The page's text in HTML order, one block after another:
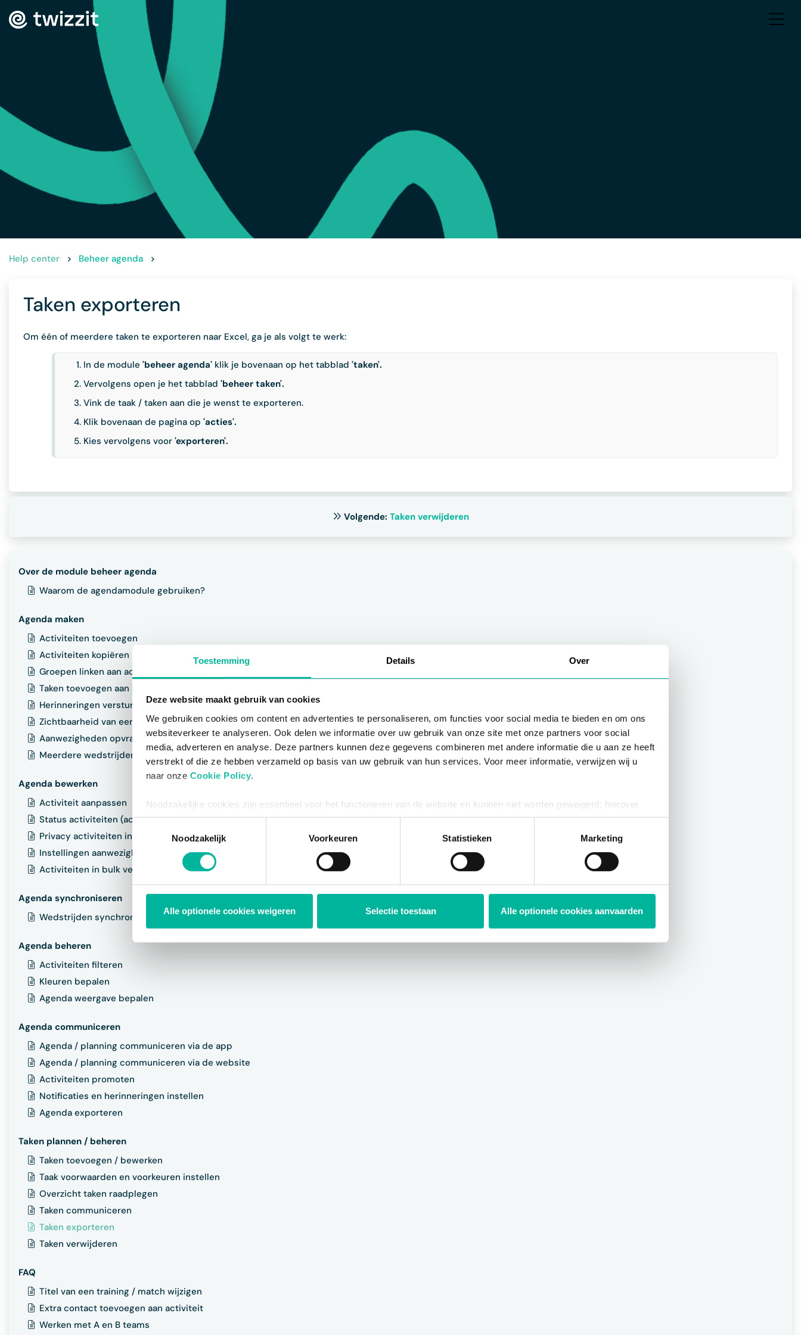
Toestemming Details Over
Deze website maakt gebruik van cookies
We gebruiken cookies om content en advertenties te personaliseren, om functies voor social media te bieden en om ons
websiteverkeer te analyseren. Ook delen we informatie over uw gebruik van onze site met onze partners voor social
media, adverteren en analyse. Deze partners kunnen deze gegevens combineren met andere informatie die u aan ze heeft
verstrekt of die ze hebben verzameld op basis van uw gebruik van hun services. Voor meer informatie, verwijzen wij u
naar onze Cookie Policy
Noodzakelijke cookies zijn essentieel voor het functioneren van de website en kunnen niet worden geweigerd; hierover
bestaat enkel een informatieplicht. U kunt uw toestemming voor het gebruik van andere cookies op elk moment intrekken
via de consent management tool onderaan de website.
Toestemmingsselectie
Noodzakelijk
Voorkeuren Statistieken Marketing
Alle optionele cookies weigeren Selectie toestaan Alle optionele cookies aanvaarden
Help center > Beheer agenda >
Taken exporteren
Om één of meerdere taken te exporteren naar Excel, ga je als volgt te werk:
In de module 'beheer agenda' klik je bovenaan op het tabblad 'taken'.
Vervolgens open je het tabblad 'beheer taken'.
Vink de taak / taken aan die je wenst te exporteren.
Klik bovenaan de pagina op 'acties'.
Kies vervolgens voor 'exporteren'.
Volgende: Taken verwijderen
Over de module beheer agenda
Waarom de agendamodule gebruiken?
Agenda maken
Activiteiten toevoegen
Activiteiten kopiëren
Groepen linken aan activiteit
Taken toevoegen aan activiteit
Herinneringen versturen voor activiteiten
Zichtbaarheid van een activiteit
Aanwezigheden opvragen
Meerdere wedstrijden importeren
Agenda bewerken
Activiteit aanpassen
Status activiteiten (actief / inactief) in bulk aanpassen
Privacy activiteiten in bulk aanpassen
Instellingen aanwezigheden aanpassen in bulk
Activiteiten in bulk verwijderen
Agenda synchroniseren
Wedstrijden synchroniseren
Agenda beheren
Activiteiten filteren
Kleuren bepalen
Agenda weergave bepalen
Agenda communiceren
Agenda / planning communiceren via de app
Agenda / planning communiceren via de website
Activiteiten promoten
Notificaties en herinneringen instellen
Agenda exporteren
Taken plannen / beheren
Taken toevoegen / bewerken
Taak voorwaarden en voorkeuren instellen
Overzicht taken raadplegen
Taken communiceren
Taken exporteren
Taken verwijderen
FAQ
Titel van een training / match wijzigen
Extra contact toevoegen aan activiteit
Werken met A en B teams